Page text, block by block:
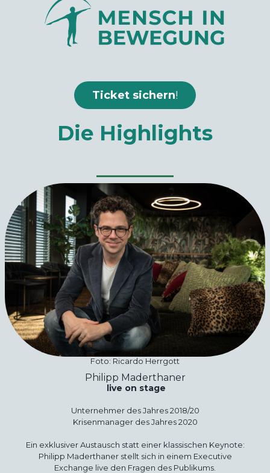
Ticket sichern!
Die Highlights
Foto: Ricardo Herrgott
Philipp Maderthaner
live on stage
Unternehmer des Jahres 2018/20
Krisenmanager des Jahres 2020
Ein exklusiver Austausch statt einer klassischen Keynote:
Philipp Maderthaner stellt sich in einem Executive
Exchange live den Fragen des Publikums.